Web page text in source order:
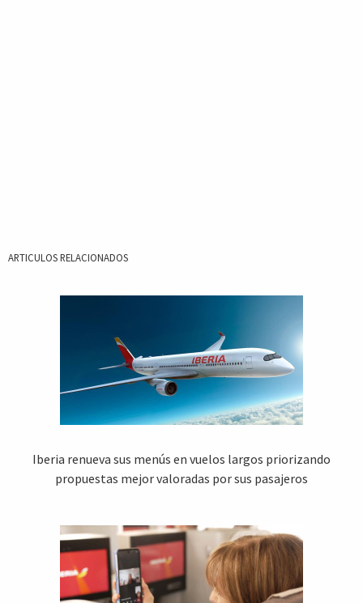
ARTICULOS RELACIONADOS
Iberia renueva sus menús en vuelos largos priorizando
propuestas mejor valoradas por sus pasajeros